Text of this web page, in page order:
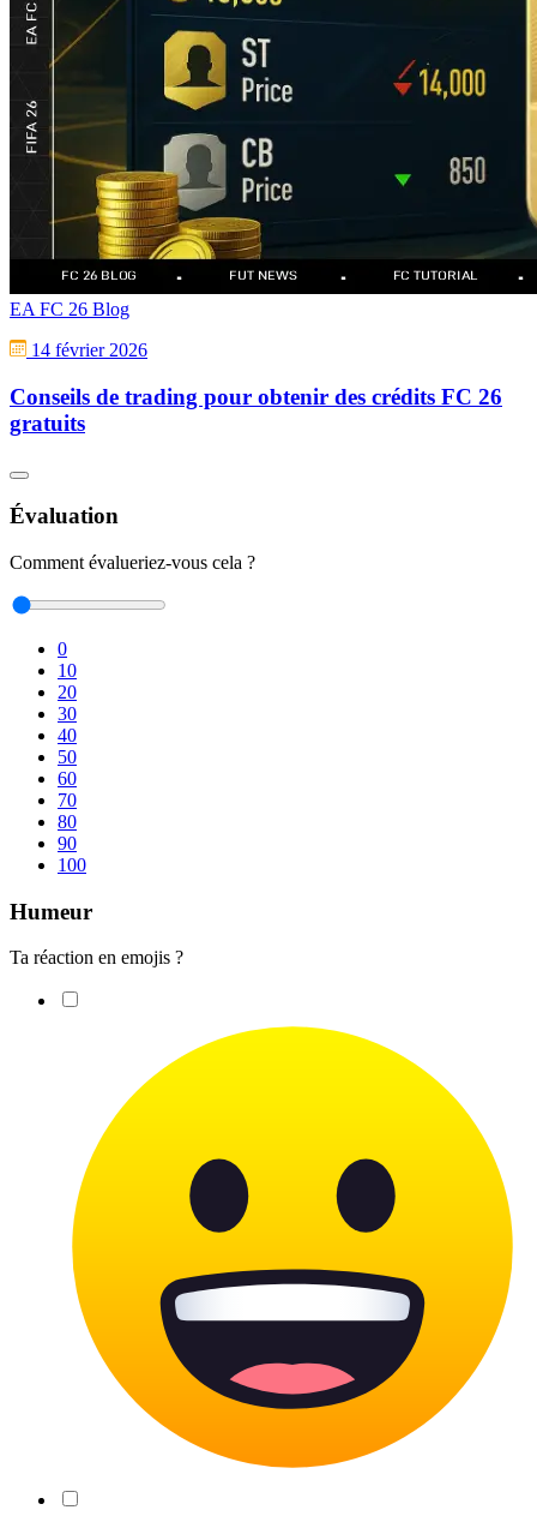
EA FC 26 Blog
14 février 2026
Conseils de trading pour obtenir des crédits FC 26
gratuits
Évaluation
Comment évalueriez-vous cela ?
0
10
20
30
40
50
60
70
80
90
100
Humeur
Ta réaction en emojis ?